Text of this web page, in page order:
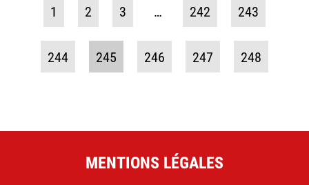
1 2 3 … 242 243
244 245 246 247 248
MENTIONS LÉGALES